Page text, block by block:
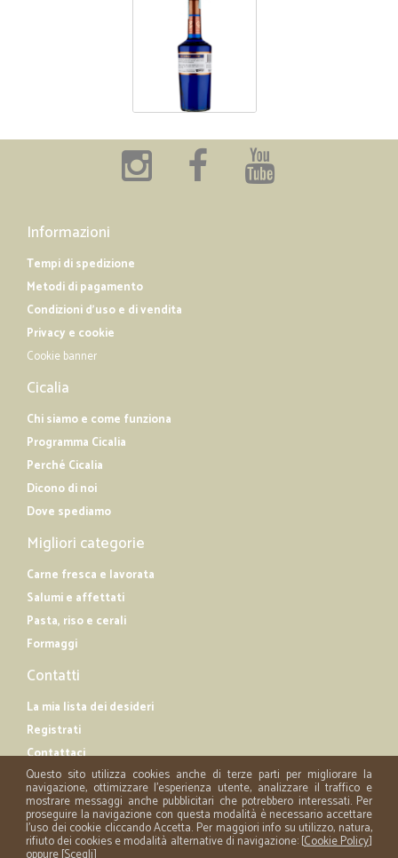
Informazioni
Tempi di spedizione
Metodi di pagamento
Condizioni d'uso e di vendita
Privacy e cookie
Cookie banner
Cicalia
Chi siamo e come funziona
Programma Cicalia
Perché Cicalia
Dicono di noi
Dove spediamo
Migliori categorie
Carne fresca e lavorata
Salumi e affettati
Pasta, riso e cerali
Formaggi
Contatti
La mia lista dei desideri
Registrati
Contattaci
Questo sito utilizza cookies anche di terze parti per migliorare la
navigazione, ottimizzare l'esperienza utente, analizzare il traffico e
mostrare messaggi anche pubblicitari che potrebbero interessati. Per
proseguire la navigazione con questa modalità è necessario accettare
l'uso dei cookie cliccando Accetta. Per maggiori info su utilizzo, natura,
rifiuto dei cookies e modalità alternative di navigazione: [Cookie Policy]